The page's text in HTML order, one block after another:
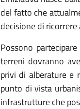
del fatto che
decisione di
Possono
terreni dovranno
privi di alberature e
punto di vista
infrastrutture che